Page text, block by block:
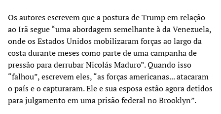
Os autores escrevem que a postura de Trump em relação
ao Irã segue “uma abordagem semelhante à da Venezuela,
onde os Estados Unidos mobilizaram forças ao largo da
costa durante meses como parte de uma campanha de
pressão para derrubar Nicolás Maduro”. Quando isso
“falhou”, escrevem eles, “as forças americanas... atacaram
o país e o capturaram. Ele e sua esposa estão agora detidos
para julgamento em uma prisão federal no Brooklyn”.